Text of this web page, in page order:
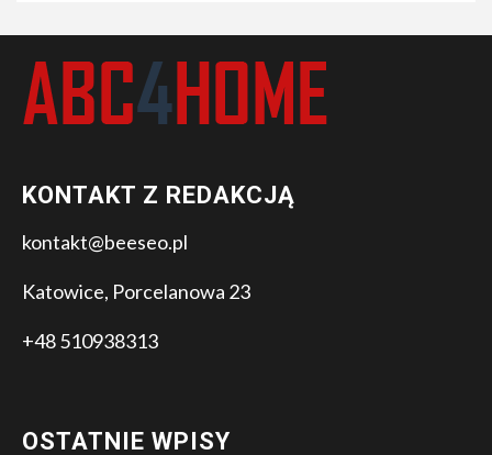
KONTAKT Z REDAKCJĄ
kontakt@beeseo.pl
Katowice, Porcelanowa 23
+48 510938313
OSTATNIE WPISY